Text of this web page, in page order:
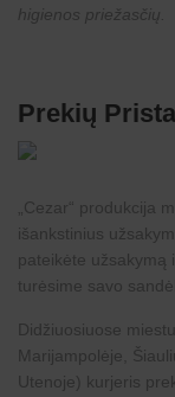
higienos priežasčių.
Prekių
„Cezar “ produkcija
išankstinius
pateikėte užsakymą
turėsime savo
Didžiuosiuose
Marijampolėje,
Utenoje) kurjeris